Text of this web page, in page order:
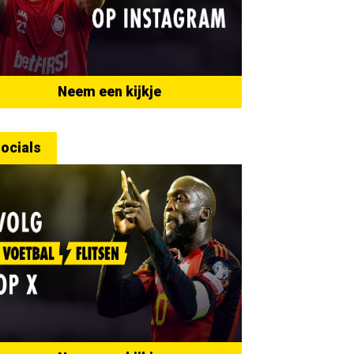
Neem een kijkje